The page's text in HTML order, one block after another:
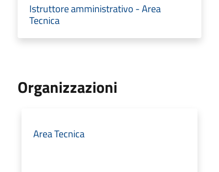
Istruttore amministrativo - Area
Tecnica
Organizzazioni
Area Tecnica